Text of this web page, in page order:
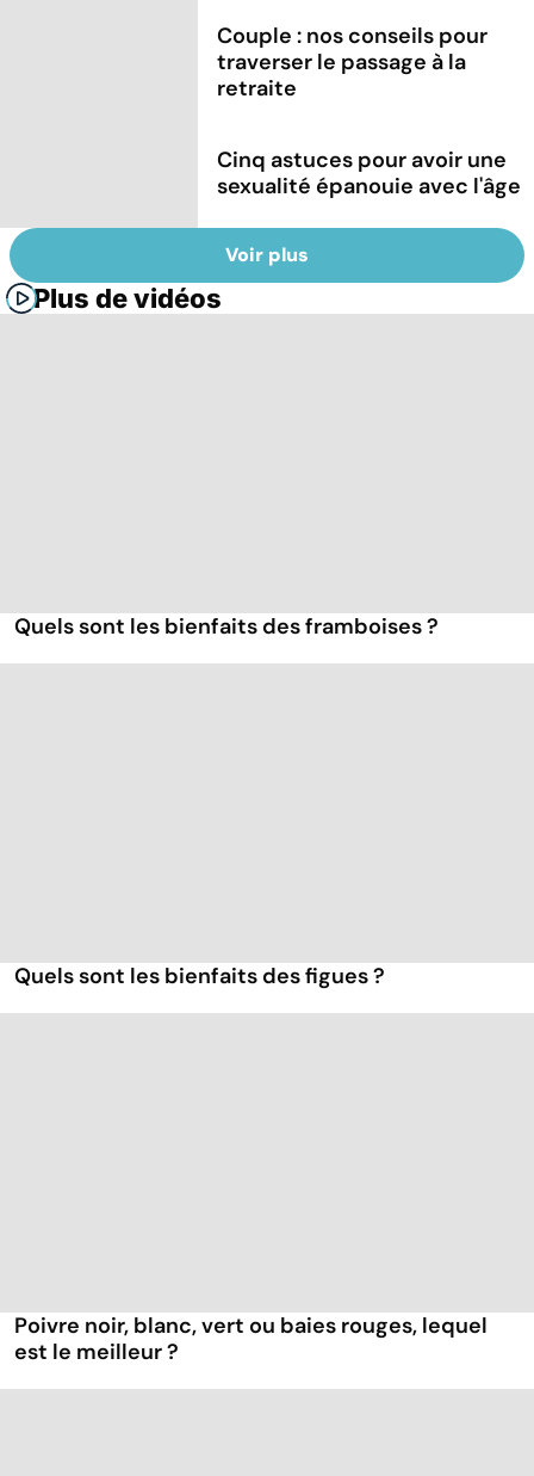
Couple : nos conseils pour
traverser le passage à la
retraite
Cinq astuces pour avoir une
sexualité épanouie avec l'âge
Voir plus
Plus de vidéos
Quels sont les bienfaits des framboises ?
Quels sont les bienfaits des figues ?
Poivre noir, blanc, vert ou baies rouges, lequel
est le meilleur ?